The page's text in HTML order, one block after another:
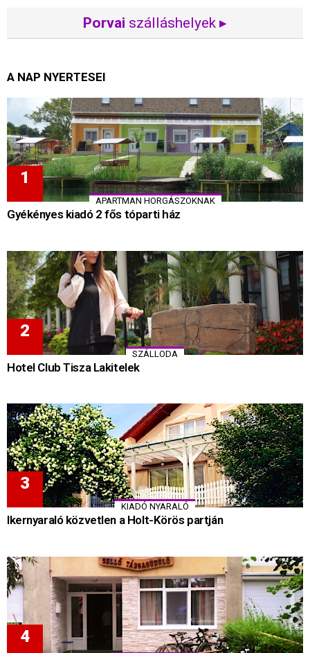
Porvai szálláshelyek ▸
A NAP NYERTESEI
APARTMAN HORGÁSZOKNAK
Gyékényes kiadó 2 fős tóparti ház
SZÁLLODA
Hotel Club Tisza Lakitelek
KIADÓ NYARALÓ
Ikernyaraló közvetlen a Holt-Körös partján